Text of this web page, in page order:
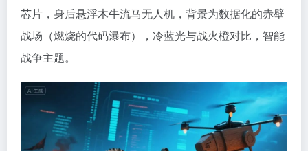
芯片，身后悬浮木牛流马无人机，背景为数据化的赤壁
战场（燃烧的代码瀑布），冷蓝光与战火橙对比，智能
战争主题。